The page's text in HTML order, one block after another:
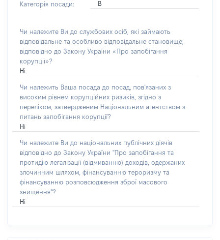
Категорія посади: В
Чи належите Ви до службових осіб, які займають
відповідальне та особливо відповідальне становище,
відповідно до Закону України «Про запобігання
корупції»?
Ні
Чи належить Ваша посада до посад, пов'язаних з
високим рівнем корупційних ризиків, згідно з
переліком, затвердженим Національним агентством з
питань запобігання корупції?
Ні
Чи належите Ви до національних публічних діячів
відповідно до Закону України "Про запобігання та
протидію легалізації (відмиванню) доходів, одержаних
злочинним шляхом, фінансуванню тероризму та
фінансуванню розповсюдження зброї масового
знищення"?
Ні